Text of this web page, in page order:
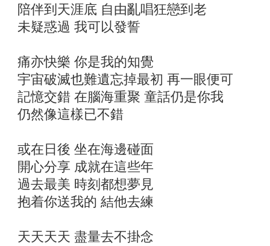
陪伴到天涯底 自由亂唱狂戀到老
未疑惑過 我可以發誓
痛亦快樂 你是我的知覺
宇宙破滅也難遺忘掉最初 再一眼便可
記憶交錯 在腦海重聚 童話仍是你我
仍然像這樣已不錯
或在日後 坐在海邊碰面
開心分享 成就在這些年
過去最美 時刻都想夢見
抱着你送我的 結他去練
天天天天 盡量去不掛念